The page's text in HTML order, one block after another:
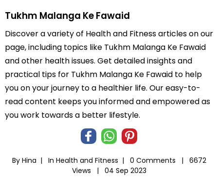
Tukhm Malanga Ke Fawaid
Discover a variety of Health and Fitness articles on our
page, including topics like Tukhm Malanga Ke Fawaid
and other health issues. Get detailed insights and
practical tips for Tukhm Malanga Ke Fawaid to help
you on your journey to a healthier life. Our easy-to-
read content keeps you informed and empowered as
you work towards a better lifestyle.
By Hina | In Health and Fitness | 0 Comments |
6672
Views |
04 Sep 2023